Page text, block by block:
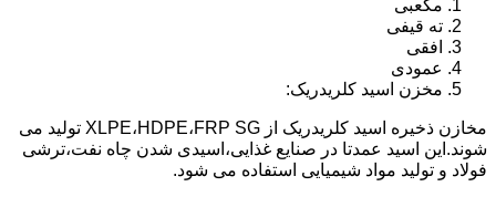
مکعبی
ته قیفی
افقی
عمودی
مخزن اسید کلریدریک:
مخازن ذخیره اسید کلریدریک از XLPE،HDPE،FRP SG تولید می
شوند.این اسید عمدتا در صنایع غذایی،اسیدی شدن چاه نفت،ترشی
فولاد و تولید مواد شیمیایی استفاده می شود.